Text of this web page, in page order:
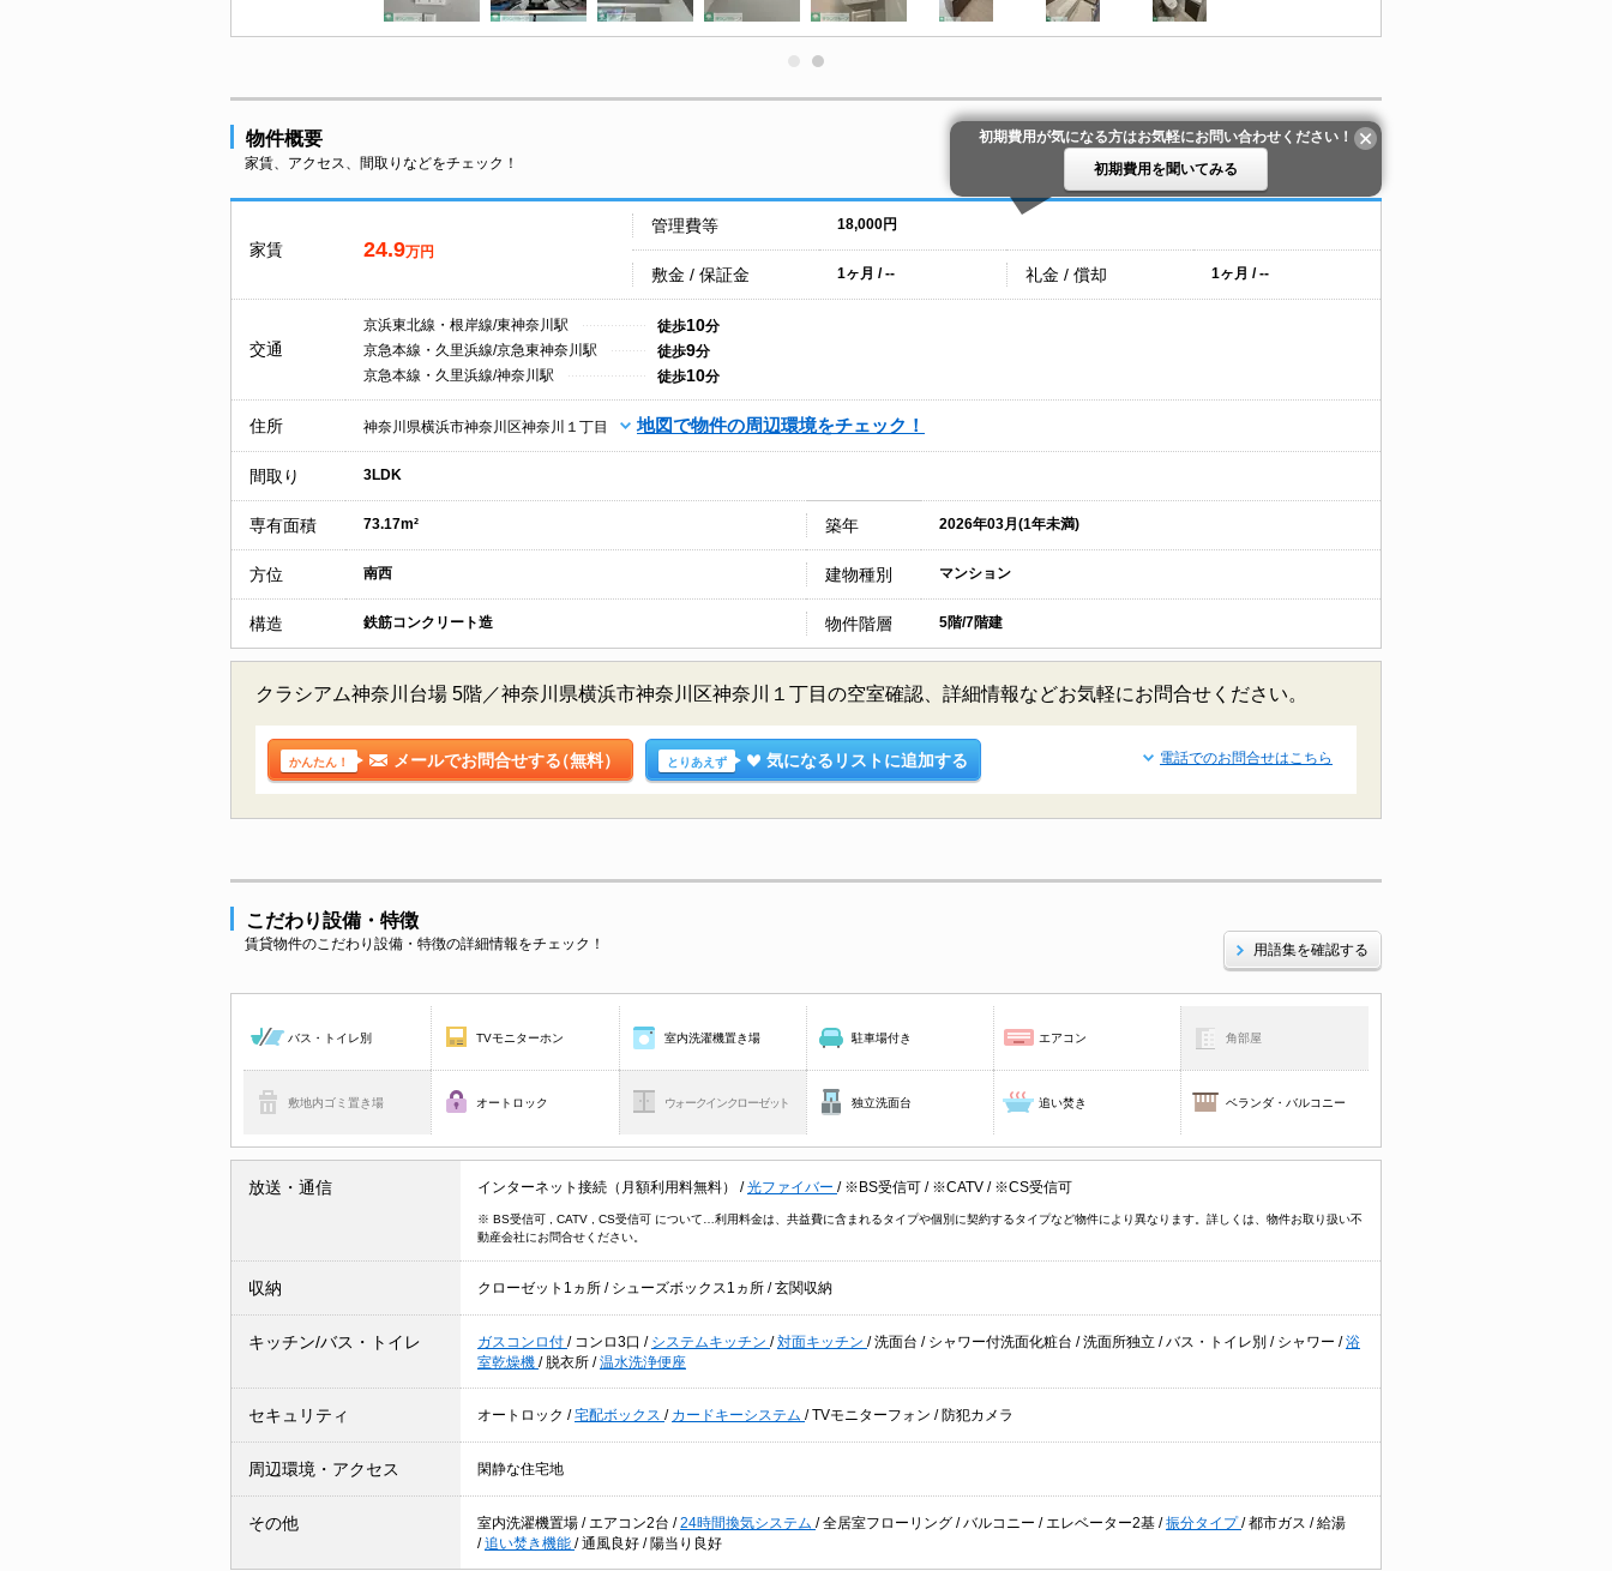
物件概要
家賃、アクセス、間取りなどをチェック！
初期費用が気になる方はお気軽にお問い合わせください！
初期費用を聞いてみる
家賃 24.9万円
管理費等 18,000円
敷金 / 保証金 1ヶ月 / -- 礼金 / 償却 1ヶ月 / --
交通
京浜東北線・根岸線/東神奈川駅 徒歩10分
京急本線・久里浜線/京急東神奈川駅
徒歩9分
京急本線・久里浜線/神奈川駅
徒歩10分
住所 神奈川県横浜市神奈川区神奈川１丁目 地図で物件の周辺環境をチェック！
間取り 3LDK
専有面積 73.17m² 築年 2026年03月(1年未満)
方位 南西 建物種別 マンション
構造 鉄筋コンクリート造 物件階層 5階/7階建
クラシアム神奈川台場 5階／神奈川県横浜市神奈川区神奈川１丁目の空室確認、詳細情報などお気軽にお問合せください。
かんたん！ メールでお問合せする（無料） とりあえず 気になるリストに追加する 電話でのお問合せはこちら
こだわり設備・特徴
賃貸物件のこだわり設備・特徴の詳細情報をチェック！ 用語集を確認する
バス・トイレ別 TVモニターホン 室内洗濯機置き場 駐車場付き エアコン 角部屋
敷地内ゴミ置き場 オートロック ウォークインクローゼット 独立洗面台 追い焚き ベランダ・バルコニー
放送・通信 インターネット接続（月額利用料無料） /光ファイバー / ※BS受信可 / ※CATV / ※CS受信可
※ BS受信可 , CATV , CS受信可 について…利用料金は、共益費に含まれるタイプや個別に契約するタイプなど物件により異なります。詳しくは、物件お取り扱い不
動産会社にお問合せください。
収納 クローゼット1ヵ所 / シューズボックス1ヵ所 /玄関収納
キッチン/バス・トイレ ガスコンロ付 / コンロ3口 / システムキッチン /対面キッチン /洗面台 / シャワー付洗面化粧台 /洗面所独立 /バス・トイレ別 / シャワー /浴
室乾燥機 / 脱衣所 /温水洗浄便座
セキュリティ オートロック /宅配ボックス / カードキーシステム /TVモニターフォン / 防犯カメラ
周辺環境・アクセス 閑静な住宅地
その他 室内洗濯機置場 / エアコン2台 /24時間換気システム /全居室フローリング /バルコニー / エレベーター2基 /振分タイプ/都市ガス /給湯
/追い焚き機能 /通風良好 / 陽当り良好